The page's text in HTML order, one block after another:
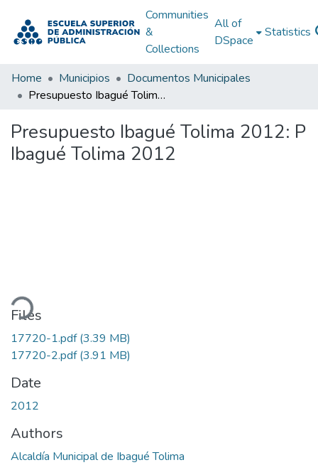
Communities
&
Collections
All of
DSpace
Statistics
Home Municipios
Documentos Municipales
Presupuesto Ibagué Tolima 2012: P Ibagué Tolima 2012
Presupuesto Ibagué Tolima 2012: P
Ibagué Tolima 2012
Files
17720-1.pdf(3.39 MB)
17720-2.pdf(3.91 MB)
Date
2012
Authors
Alcaldía Municipal de Ibagué Tolima